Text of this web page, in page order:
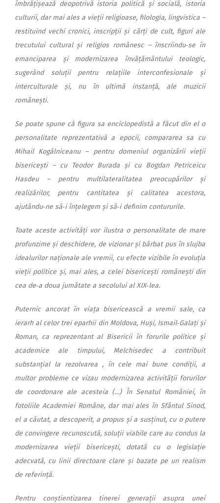
îmbrățișează deopotrivă istoria politică și socială, istoria
culturii, dar mai ales a vieții religioase, filologia, lingvistica –
restituind vechi cronici, inscripții și cărți de cult, figuri ale
trecutului cultural și religios românesc – înscriindu‑se în
emanciparea și modernizarea în­vățământului teologic,
suge­rând soluții pentru relațiile in­terconfesionale și
interculturale și, nu în ultimă instanță, ale muzicii
românești.
Se poate spune că figura sa enciclopedistă a făcut din el o
personalitate reprezentativă a epocii, compararea sa cu
Mihail Kogălniceanu – pentru domeniul organizării vieții
bisericești – cu Teodor Burada și cu Bogdan Petriceicu
Hasdeu – pentru multilateralitatea preocupărilor și
realizărilor, pentru cantitatea și calitatea acestora,
ajutându‑ne să‑i înțelegem și să‑i definim contururile.
Toate aceste activități vor ilustra o personalitate de mare
profunzime și deschidere, de vizionar și bărbat pus în slujba
idealurilor naționale ale vremii, cu efecte vizibile în evoluția
vieții politice și, mai ales, a celei bisericești românești din
cea de‑a doua jumătate a secolului al XIX‑lea.
Puternic ancorat în viața bisericească a vremii sale, ca
ierarh al celor trei eparhii din Moldova, Huși, Ismail‑Galați și
Roman, ca reprezentant al Bisericii în forurile politice și
academice ale timpului, Melchisedec a contribuit
substanțial la rezolvarea , în cele mai bune condiții, a
multor probleme ce vizau modernizarea activității forurilor
de coordonare ale acesteia (…) În Senatul României, în
fotoliile Academiei Române, dar mai ales în Sfântul Sinod,
el a căutat, a descoperit, a propus și a susținut, cu o putere
de convingere recunoscută, soluții viabile care au condus la
modernizarea vieții bisericești, dotată cu o legislație
adecvată, cu linii directoare clare și bazate pe un realism
de referință.
Pentru conștien­tizarea tinerei ge­nerații asupra unei